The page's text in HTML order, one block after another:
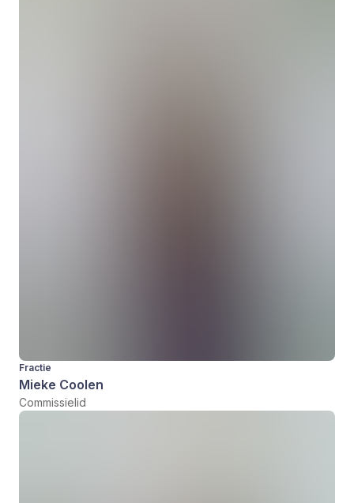
Fractie
Mieke Coolen
Commissielid